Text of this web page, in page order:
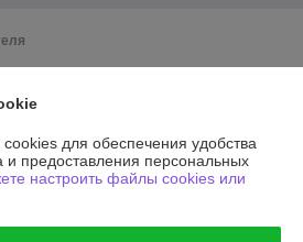
д. 4, каб. 37
192786651для обеспечения удобства
и предоставления персональных
настроить файлы cookies или